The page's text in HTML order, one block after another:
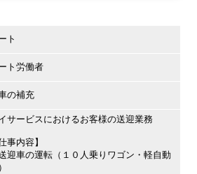
ト
ト労働者
の補充
サービスにおけるお客様の送迎業務
仕事内容】
迎車の運転（１０人乗りワゴン・軽自動